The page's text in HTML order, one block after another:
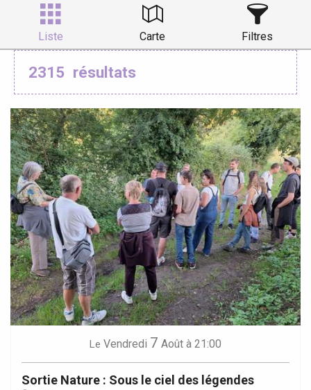
Liste Carte Filtres
2315 résultats
Le Vendredi 7 Août à 21:00
Sortie Nature : Sous le ciel des légendes